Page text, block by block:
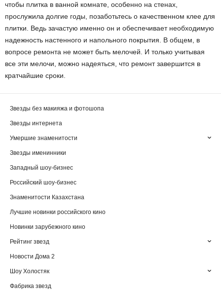
чтобы плитка в ванной комнате, особенно на стенах,
прослужила долгие годы, позаботьтесь о качественном клее для
плитки. Ведь зачастую именно он и обеспечивает необходимую
надежность настенного и напольного покрытия. В общем, в
вопросе ремонта не может быть мелочей. И только учитывая
все эти мелочи, можно надеяться, что ремонт завершится в
кратчайшие сроки.
Звезды без макияжа и фотошопа
Звезды интернета
Умершие знаменитости
Звезды именинники
Западный шоу-бизнес
Российский шоу-бизнес
Знаменитости Казахстана
Лучшие новинки российского кино
Новинки зарубежного кино
Рейтинг звезд
Новости Дома 2
Шоу Холостяк
Фабрика звезд